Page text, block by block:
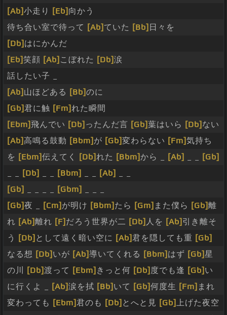
[Ab]小走り [Eb] 向かう
待ち合い室で待って [Ab] ていた [Bb] 日々を
[Db] はにかんだ
[Eb]笑顔 [Ab] こぼれた [Db]涙
話したい子 _
[Ab] 山ほどある [Bb]のに
[Gb]君に触 [Fm]れた瞬間
[Ebm]飛んでい [Db] ったんだ言 [Gb]葉はいら [Db] ない
[Ab]高鳴る鼓動 [Bbm] が [Gb]変わらない [Fm]気持ち
を [Ebm]伝えてく [Db]れた [Bbm]から _ [Ab]
[Gb]
[Db] [Bbm] [Ab]
[Gb]
[Gbm]
[Gb]夜 _ [Cm] が明け [Bbm] たら [Gm] また僕ら [Gb]離
れ [Ab]離れ [F] だろう世界が二 [Db] 人を [Ab] 引き離そ
う
[Db] として遠く暗い空に [Ab]君を隠しても重 [Gb]
なる想 [Db] いが [Ab]導いてくれる [Bbm] はず [Gb]星
の川
[Db]渡って [Ebm] きっと何 [Db] 度でも逢 [Gb] い
に行くよ _
[Ab]涙を拭 [Bb] いて [Gb]何度生 [Fm] まれ
変わっても [Ebm]君のも [Db] とへと見 [Gb]上げた夜空